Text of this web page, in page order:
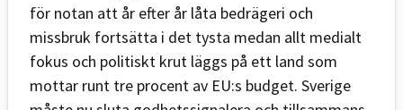
för notan att år efter år låta bedrägeri och
missbruk fortsätta i det tysta medan allt medialt
fokus och politiskt krut läggs på ett land som
mottar runt tre procent av EU:s budget. Sverige